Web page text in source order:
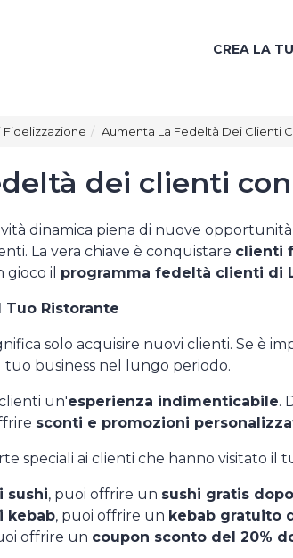
CREA LA
Fidelizzazione Aumenta La Fedeltà Dei Clienti
dei clienti
dinamica piena di nuove
La vera chiave è conquistare clienti
il programma fedeltà clienti di
Tuo Ristorante
solo acquisire nuovi clienti. Se è
business nel lungo periodo.
un'esperienza indimenticabile.
sconti e promozioni
speciali ai clienti che hanno visitato il
sushi, puoi offrire un sushi gratis
kebab, puoi offrire un kebab gratuito
offrire un coupon sconto del 20%